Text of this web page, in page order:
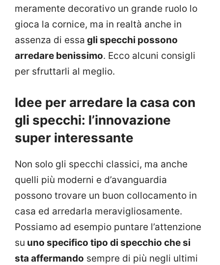
meramente decorativo un grande ruolo lo
gioca la cornice, ma in realtà anche in
assenza di essa gli specchi possono
arredare benissimo. Ecco alcuni consigli
per sfruttarli al meglio.
Idee per arredare la casa con
gli specchi: l’innovazione
super interessante
Non solo gli specchi classici, ma anche
quelli più moderni e d’avanguardia
possono trovare un buon collocamento in
casa ed arredarla meravigliosamente.
Possiamo ad esempio puntare l’attenzione
su uno specifico tipo di specchio che si
sta affermando sempre di più negli ultimi